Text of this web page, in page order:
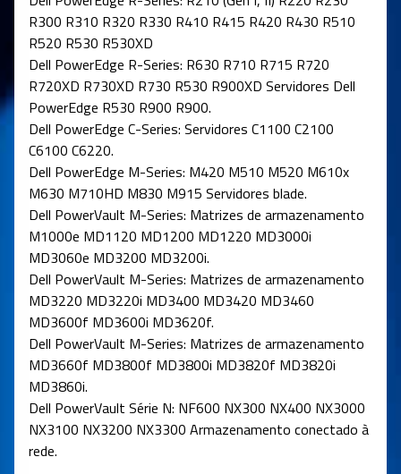
R300 R310 R320 R330 R410 R415 R420 R430 R510
R520 R530 R530XD
Dell PowerEdge R-Series: R630 R710 R715 R720
R720XD R730XD R730 R530 R900XD Servidores Dell
PowerEdge R530 R900 R900.
Dell PowerEdge C-Series: Servidores C1100 C2100
C6100 C6220.
Dell PowerEdge M-Series: M420 M510 M520 M610x
M630 M710HD M830 M915 Servidores blade.
Dell PowerVault M-Series: Matrizes de armazenamento
M1000e MD1120 MD1200 MD1220 MD3000i
MD3060e MD3200 MD3200i.
Dell PowerVault M-Series: Matrizes de armazenamento
MD3220 MD3220i MD3400 MD3420 MD3460
MD3600f MD3600i MD3620f.
Dell PowerVault M-Series: Matrizes de armazenamento
MD3660f MD3800f MD3800i MD3820f MD3820i
MD3860i.
Dell PowerVault Série N: NF600 NX300 NX400 NX3000
NX3100 NX3200 NX3300 Armazenamento conectado à
rede.